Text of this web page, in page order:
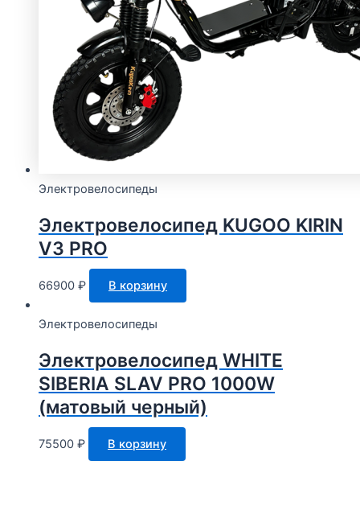
Электровелосипеды
Электровелосипед KUGOO KIRIN
V3 PRO
66900 ₽ В корзину
Электровелосипеды
Электровелосипед WHITE
SIBERIA SLAV PRO 1000W
(матовый черный)
75500 ₽ В корзину